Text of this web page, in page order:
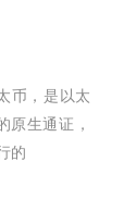
币，是以太
原生通证，
的